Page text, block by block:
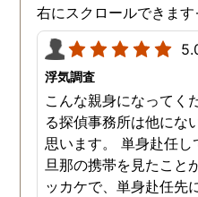
闘う自信もつきました
当にMJリサーチさんに
して代表の方に出会え
かったと思いました。
お会いできる時は、い
告ができるようにした
す。
右にスクロールできま
浮気調査
こんな親身になってく
る探偵事務所は他にな
思います。 単身赴任し
旦那の携帯を見たこと
ッカケで、単身赴任先